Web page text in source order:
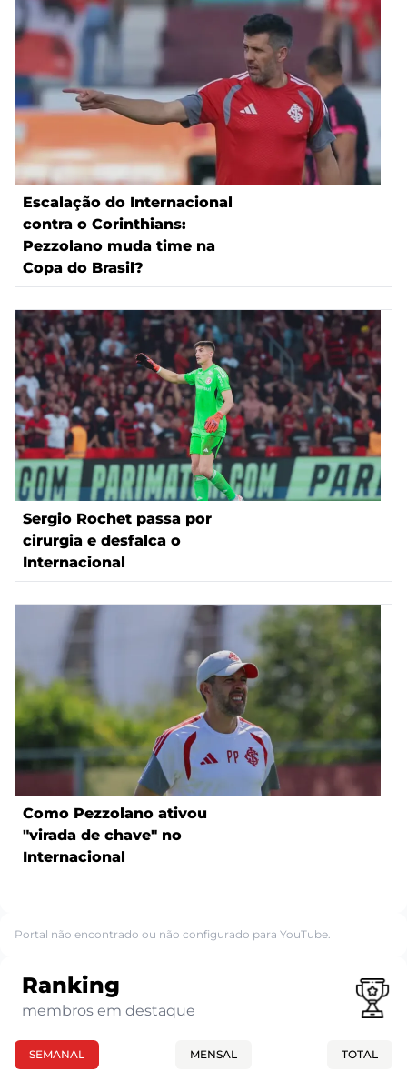
Escalação do Internacional
contra o Corinthians:
Pezzolano muda time na
Copa do Brasil?
Sergio Rochet passa por
cirurgia e desfalca o
Internacional
Como Pezzolano ativou
"virada de chave" no
Internacional
Portal não encontrado ou não configurado para YouTube.
Ranking
membros em destaque
SEMANAL MENSAL TOTAL